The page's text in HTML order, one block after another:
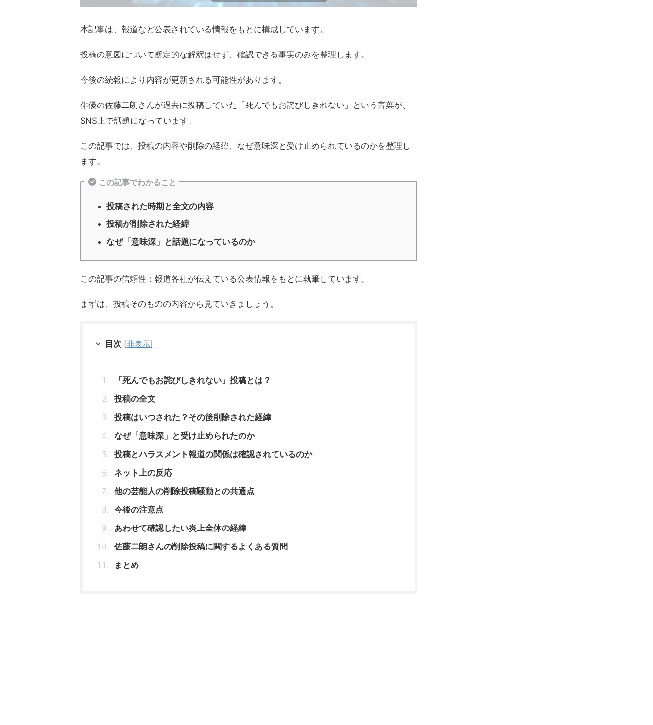
本記事は、報道など公表されている情報をもとに構成しています。
投稿の意図について断定的な解釈はせず、確認できる事実のみを整理します。
今後の続報により内容が更新される可能性があります。
俳優の佐藤二朗さんが過去に投稿していた「死んでもお詫びしきれない」という言葉が、
SNS上で話題になっています。
この記事では、投稿の内容や削除の経緯、なぜ意味深と受け止められているのかを整理し
ます。
この記事でわかること
投稿された時期と全文の内容
投稿が削除された経緯
なぜ「意味深」と話題になっているのか
この記事の信頼性：報道各社が伝えている公表情報をもとに執筆しています。
まずは、投稿そのものの内容から見ていきましょう。
目次 [非表示]
「死んでもお詫びしきれない」投稿とは？
投稿の全文
投稿はいつされた？その後削除された経緯
なぜ「意味深」と受け止められたのか
投稿とハラスメント報道の関係は確認されているのか
ネット上の反応
他の芸能人の削除投稿騒動との共通点
今後の注意点
あわせて確認したい炎上全体の経緯
佐藤二朗さんの削除投稿に関するよくある質問
まとめ